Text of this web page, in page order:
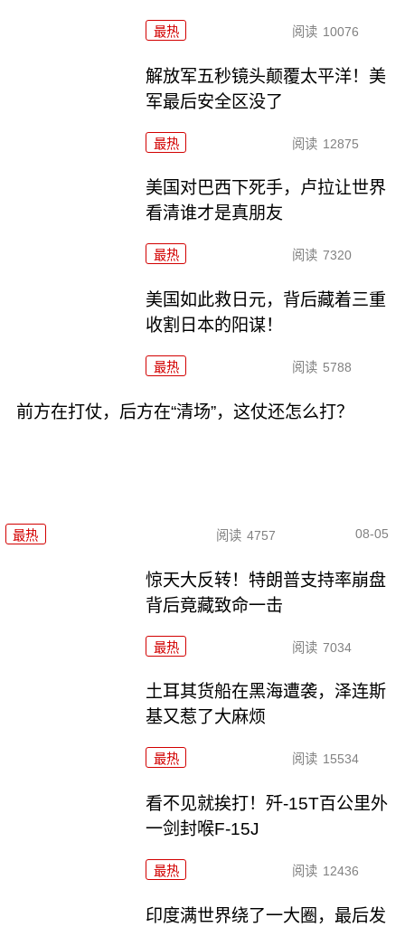
最热 阅读 10076
解放军五秒镜头颠覆太平洋！美
军最后安全区没了
最热 阅读 12875
美国对巴西下死手，卢拉让世界
看清谁才是真朋友
最热 阅读 7320
美国如此救日元，背后藏着三重
收割日本的阳谋！
最热 阅读 5788
前方在打仗，后方在“清场”，这仗还怎么打？
最热 阅读 4757 08-05
惊天大反转！特朗普支持率崩盘
背后竟藏致命一击
最热 阅读 7034
土耳其货船在黑海遭袭，泽连斯
基又惹了大麻烦
最热 阅读 15534
看不见就挨打！歼-15T百公里外
一剑封喉F-15J
最热 阅读 12436
印度满世界绕了一大圈，最后发